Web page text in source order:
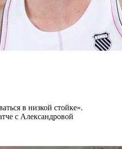
в низкой стойке».
с Александровой